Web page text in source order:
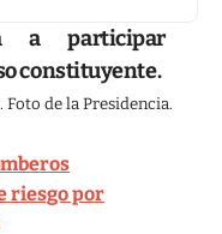
a participar
constituyente.
de la Presidencia.
riesgo por